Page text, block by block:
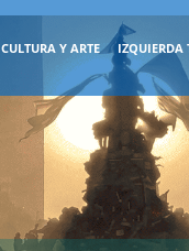
CULTURA Y ARTE IZQUIERDA